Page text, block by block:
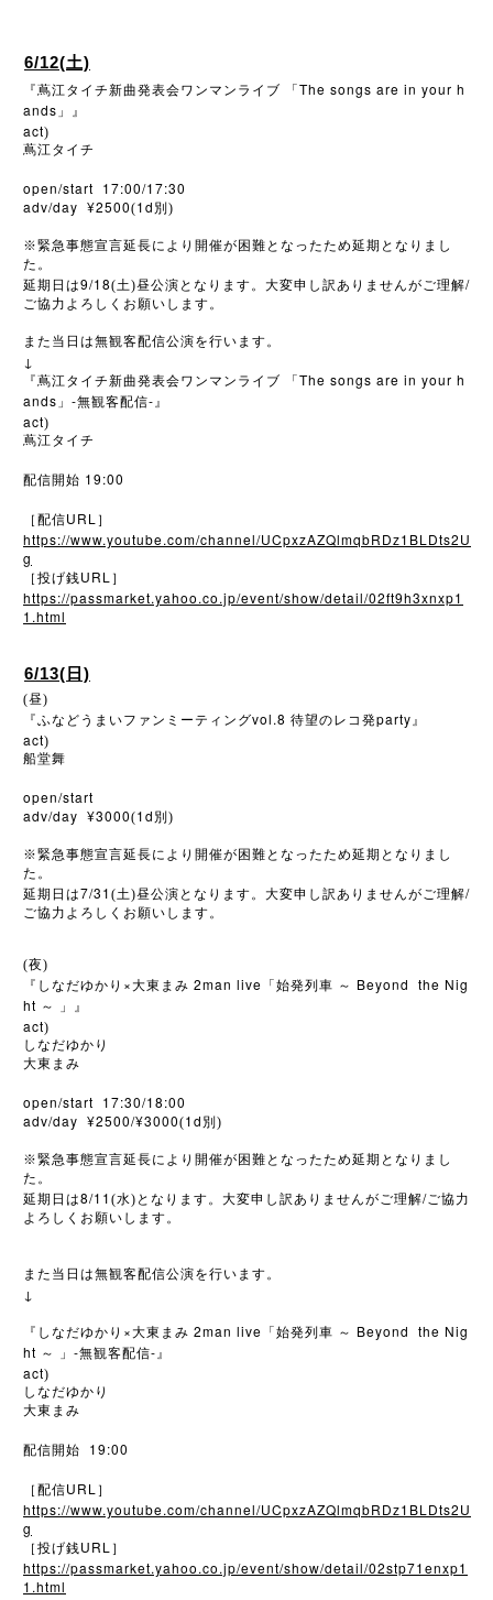
6/12(土)
『蔦江タイチ新曲発表会ワンマンライブ 「 The songs are in your h
ands 」』
act)
蔦江タイチ
open/start 17:00/17:30
adv/day ¥2500(1d 別)
※緊急事態宣言延長により開催が困難となったため延期となりまし
た。
延期日は9/18(土)昼公演となります。大変申し訳ありませんがご理解/
ご協力よろしくお願いします。
また当日は無観客配信公演を行います。
↓
『蔦江タイチ新曲発表会ワンマンライブ 「 The songs are in your h
ands 」 -無観客配信-』
act)
蔦江タイチ
配信開始 19:00
［配信URL ］
https://www.youtube.com/channel/UCpxzAZQlmqbRDz1BLDts2U
g
［投げ銭URL ］
https://passmarket.yahoo.co.jp/event/show/detail/02ft9h3xnxp1
1.html
6/13(日)
(昼)
『ふなどうまいファンミーティングvol.8 待望のレコ発party』
act)
船堂舞
open/start
adv/day ¥3000(1d 別)
※緊急事態宣言延長により開催が困難となったため延期となりまし
た。
延期日は7/31 (土)昼公演となります。大変申し訳ありませんがご理解/
ご協力よろしくお願いします。
(夜)
『しなだゆかり ×大東まみ 2man live 「始発列車 ～ Beyond the Nig
ht ～ 」』
act)
しなだゆかり
大東まみ
open/start 17:30/18:00
adv/day ¥2500/¥3000(1d 別)
※緊急事態宣言延長により開催が困難となったため延期となりまし
た。
延期日は8/11 (水)となります。大変申し訳ありませんがご理解/ご協力
よろしくお願いします。
また当日は無観客配信公演を行います。
↓
『しなだゆかり ×大東まみ 2man live 「始発列車 ～ Beyond the Nig
ht ～ 」 -無観客配信-』
act)
しなだゆかり
大東まみ
配信開始 19:00
［配信URL ］
https://www.youtube.com/channel/UCpxzAZQlmqbRDz1BLDts2U
g
［投げ銭URL ］
https://passmarket.yahoo.co.jp/event/show/detail/02stp71enxp1
1.html